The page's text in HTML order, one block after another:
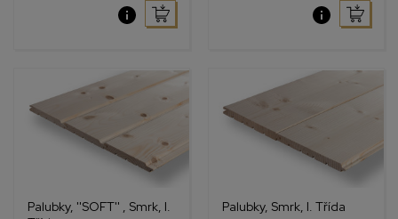
Palubky, ''SOFT'' , Smrk, I.
Palubky, Smrk, I. Třída